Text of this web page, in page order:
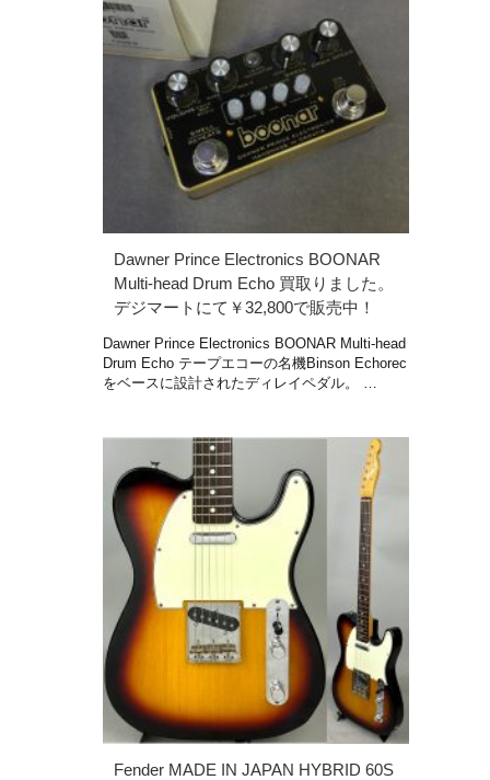
Dawner Prince Electronics BOONAR
Multi-head Drum Echo 買取りました。
デジマートにて￥32,800で販売中！
Dawner Prince Electronics BOONAR Multi-head
Drum Echo テープエコーの名機Binson Echorec
をベースに設計されたディレイペダル。 …
Fender MADE IN JAPAN HYBRID 60S